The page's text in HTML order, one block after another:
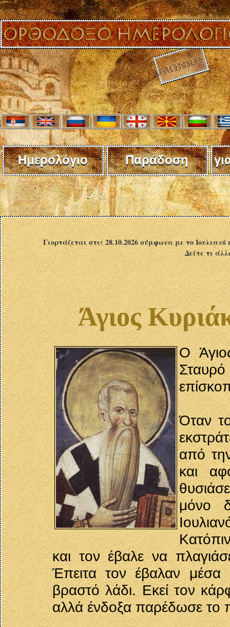
Ημερολόγιο Παράδοση
Γιορτάζεται στις 28.10.2026 σύμφωνα με το
Δείτε τι
Άγιος
Ο
Σταυρό
Όταν
από
και
μόνο
και τον έβαλε να
Έπειτα τον έβαλαν
βραστό λάδι. Εκεί τον
αλλά ένδοξα παρέδωσε το